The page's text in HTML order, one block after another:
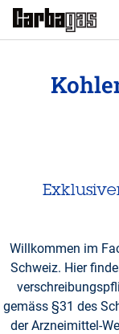
Zum
Hauptinhalt
Willkommen im
Schweiz. Hier
gemäss §31 des
der Arzneimittel-